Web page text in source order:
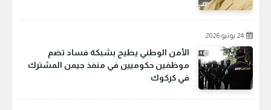
24 يونيو 2026
الأمن الوطني يطيح بشبكة فساد تضم
موظفين حكوميين في منفذ جيمن المشترك
في كركوك